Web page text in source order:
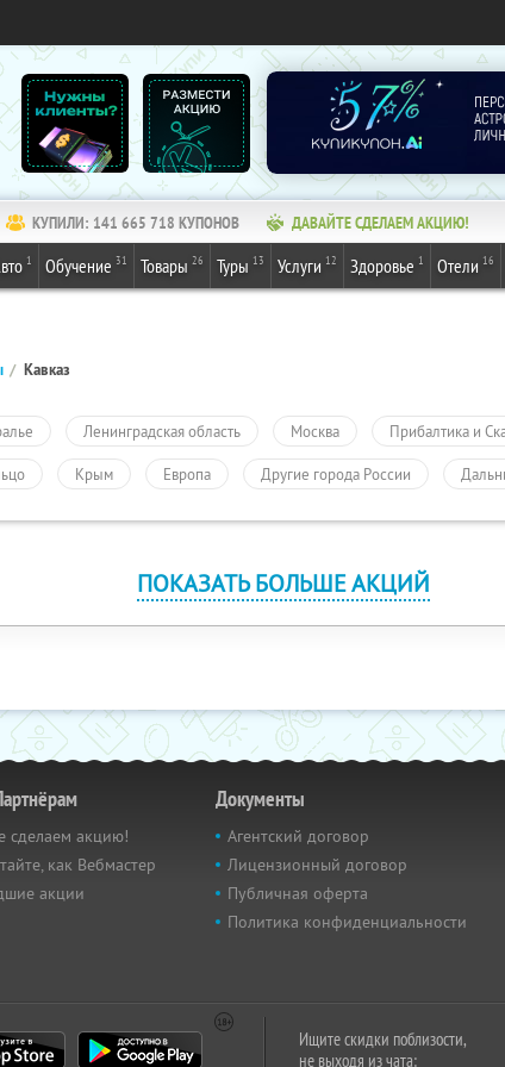
КУПИЛИ: 141 665 718 КУПОНОВ ДАВАЙТЕ СДЕЛАЕМ АКЦИЮ!
1 Обучение 31 Товары 26 Туры 13 Услуги 12 Здоровье 1 Отели 16
Кавказ
Ленинградская область Москва Прибалтика и
Крым Европа Другие города России
ПОКАЗАТЬ БОЛЬШЕ АКЦИЙ
сделаем акцию!
как Вебмастер
акции
Документы
Агентский договор
Лицензионный договор
Публичная оферта
Политика конфиденциальности
Ищите скидки поблизости,
не выходя из чата: